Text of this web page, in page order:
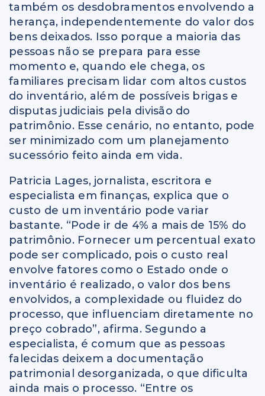
também os desdobramentos envolvendo a
herança, independentemente do valor dos
bens deixados. Isso porque a maioria das
pessoas não se prepara para esse
momento e, quando ele chega, os
familiares precisam lidar com altos custos
do inventário, além de possíveis brigas e
disputas judiciais pela divisão do
patrimônio. Esse cenário, no entanto, pode
ser minimizado com um planejamento
sucessório feito ainda em vida.
Patricia Lages, jornalista, escritora e
especialista em finanças, explica que o
custo de um inventário pode variar
bastante. “Pode ir de 4% a mais de 15% do
patrimônio. Fornecer um percentual exato
pode ser complicado, pois o custo real
envolve fatores como o Estado onde o
inventário é realizado, o valor dos bens
envolvidos, a complexidade ou fluidez do
processo, que influenciam diretamente no
preço cobrado”, afirma. Segundo a
especialista, é comum que as pessoas
falecidas deixem a documentação
patrimonial desorganizada, o que dificulta
ainda mais o processo. “Entre os